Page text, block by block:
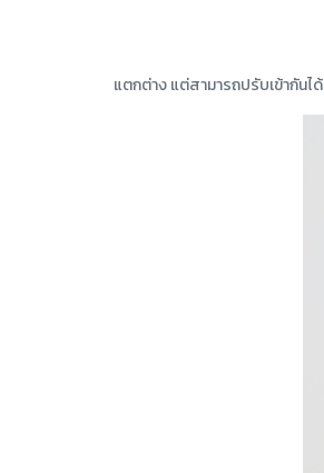
แตกต่าง แต่สามารถปรับเข้ากันได้